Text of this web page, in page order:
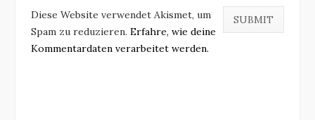
Diese Website verwendet Akismet, um
Spam zu reduzieren. Erfahre, wie deine
Kommentardaten verarbeitet werden.